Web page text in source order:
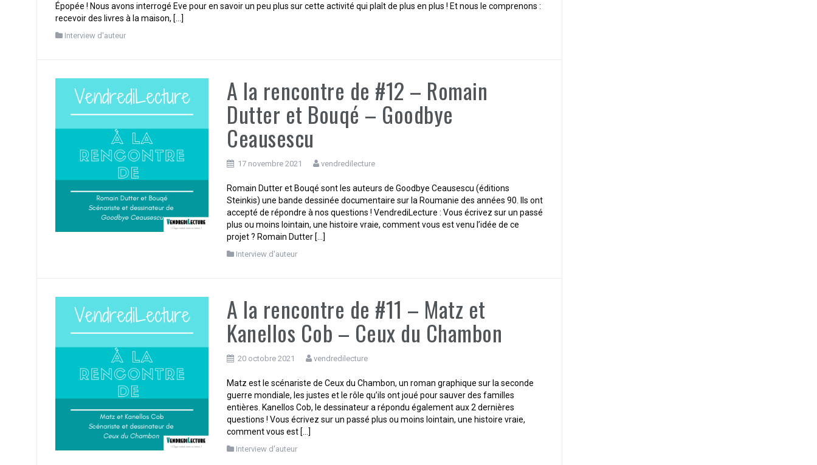
Épopée ! Nous avons interrogé Eve pour en savoir un peu plus sur cette activité qui plaît de plus en plus ! Et nous le comprenons :
recevoir des livres à la maison, […]
Interview d'auteur
A la rencontre de #12 – Romain
Dutter et Bouqé – Goodbye
Ceausescu
17 novembre 2021 vendredilecture
Romain Dutter et Bouqé sont les auteurs de Goodbye Ceausescu (éditions
Steinkis) une bande dessinée documentaire sur la Roumanie des années 90. Ils ont
accepté de répondre à nos questions ! VendrediLecture : Vous écrivez sur un passé
plus ou moins lointain, une histoire vraie, comment vous est venu l’idée de ce
projet ? Romain Dutter […]
Interview d'auteur
A la rencontre de #11 – Matz et
Kanellos Cob – Ceux du Chambon
20 octobre 2021 vendredilecture
Matz est le scénariste de Ceux du Chambon, un roman graphique sur la seconde
guerre mondiale, les justes et le rôle qu’ils ont joué pour sauver des familles
entières. Kanellos Cob, le dessinateur a répondu également aux 2 dernières
questions ! Vous écrivez sur un passé plus ou moins lointain, une histoire vraie,
comment vous est […]
Interview d'auteur